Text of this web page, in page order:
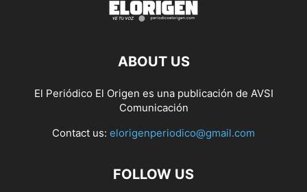
ABOUT US
El Periódico El Origen es una publicación de AVSI
Comunicación
Contact us: elorigenperiodico@gmail.com
FOLLOW US